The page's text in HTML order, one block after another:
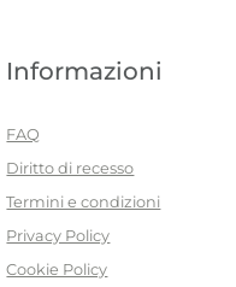
Informazioni
FAQ
Diritto di recesso
Termini e condizioni
Privacy Policy
Cookie Policy